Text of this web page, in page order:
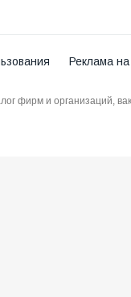
Реклама
фирм и организаций,